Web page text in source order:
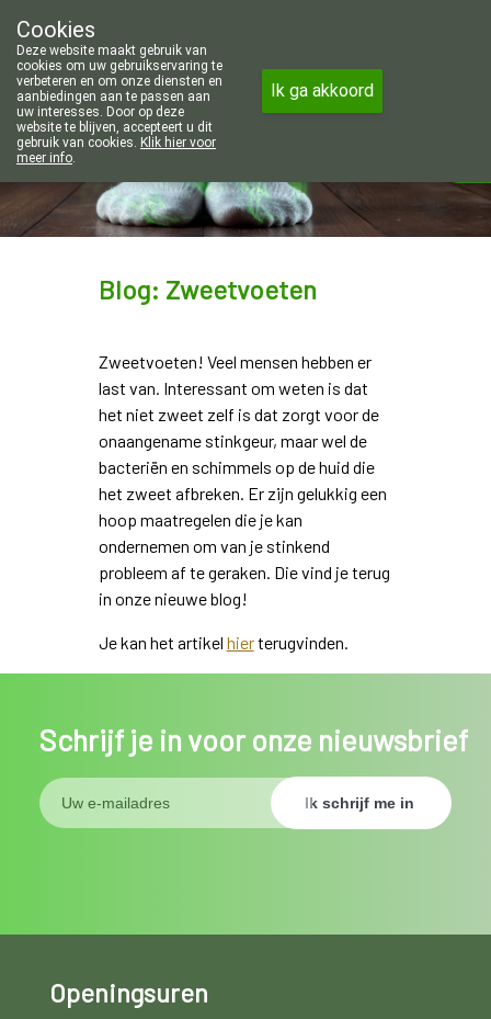
011/606002
Vandaag
Blog: Zweetvoeten
Zweetvoeten! Veel mensen hebben er
last van. Interessant om weten is dat
het niet zweet zelf is dat zorgt voor de
onaangename stinkgeur, maar wel de
bacteriën en schimmels op de huid die
het zweet afbreken. Er zijn gelukkig een
hoop maatregelen die je kan
ondernemen om van je stinkend
probleem af te geraken. Die vind je terug
in onze nieuwe blog!
Je kan het artikel hierterugvinden.
Schrijf je in voor onze nieuwsbrief
Openingsuren
Cookies
Deze website maakt gebruik van
cookies om uw gebruikservaring te
verbeteren en om onze diensten en
aanbiedingen aan te passen aan
uw interesses. Door op deze
website te blijven, accepteert u dit
gebruik van cookies. Klik hier voor
meer info.
Ik ga akkoord